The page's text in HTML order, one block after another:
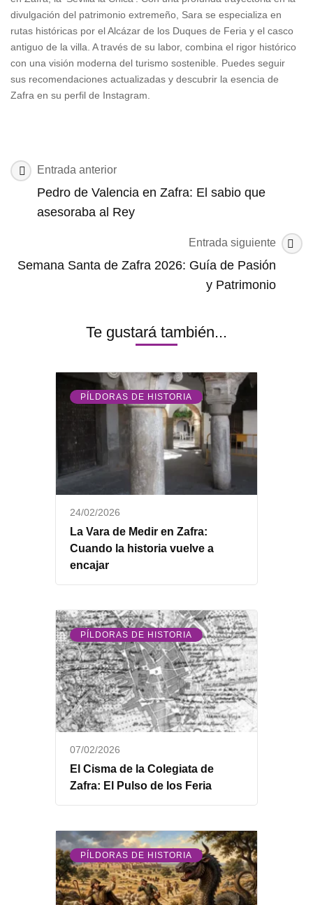
divulgación del patrimonio extremeño, Sara se especializa en
rutas históricas por el Alcázar de los Duques de Feria y el casco
antiguo de la villa. A través de su labor, combina el rigor histórico
con una visión moderna del turismo sostenible. Puedes seguir
sus recomendaciones actualizadas y descubrir la esencia de
Zafra en su perfil de Instagram.
Navegación
Entrada anterior
Pedro de Valencia en Zafra: El sabio que
asesoraba al Rey
Entrada siguiente
Semana Santa de Zafra 2026: Guía de Pasión
y Patrimonio
Te gustará también...
PÍLDORAS DE HISTORIA
24/02/2026
La Vara de Medir en Zafra:
Cuando la historia vuelve a
encajar
PÍLDORAS DE HISTORIA
07/02/2026
El Cisma de la Colegiata de
Zafra: El Pulso de los Feria
PÍLDORAS DE HISTORIA